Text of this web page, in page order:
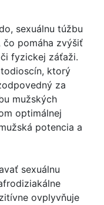
sexuálnu túžbu
čo pomáha zvýšiť
fyzickej záťaži.
ktorý
za
mužských
optimálnej
potencia a
sexuálnu
ovplyvňuje